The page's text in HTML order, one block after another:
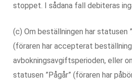
stoppet. I sådana fall debiteras
(c) Om beställningen har statusen
(föraren har accepterat
avbokningsavgiftsperioden, eller
statusen ”Pågår” (föraren har